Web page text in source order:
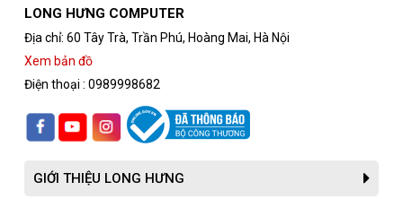
LONG HƯNG COMPUTER
Địa chỉ: 60 Tây Trà, Trần Phú, Hoàng Mai, Hà Nội
Xem bản đồ
Điện thoại : 0989998682
GIỚI THIỆU LONG HƯNG